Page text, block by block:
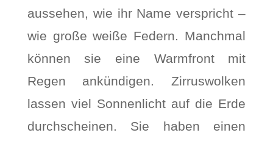
aussehen, wie ihr Name verspricht –
wie große weiße Federn. Manchmal
können sie eine Warmfront mit
Regen ankündigen. Zirruswolken
lassen viel Sonnenlicht auf die Erde
durchscheinen. Sie haben einen